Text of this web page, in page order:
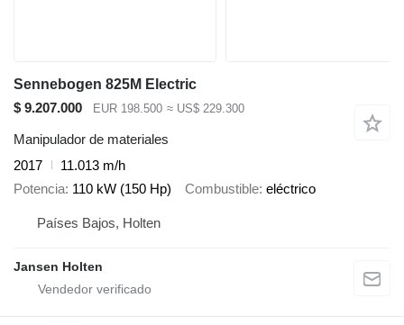
Sennebogen 825M Electric
$ 9.207.000
EUR 198.500 ≈ US$ 229.300
Manipulador de materiales
2017
11.013 m/h
Potencia 110 kW (150 Hp) Combustible eléctrico
Países Bajos, Holten
Jansen Holten